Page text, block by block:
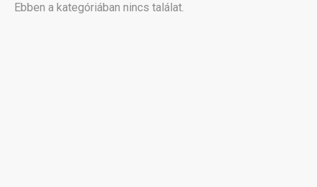
Ebben a kategóriában nincs találat.